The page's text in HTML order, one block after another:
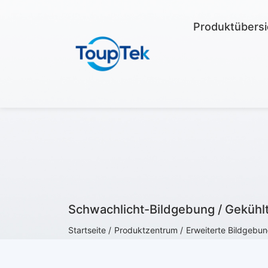
Schwachlicht-Bildgebung /
Startseite / Produktzentrum / Erweiterte